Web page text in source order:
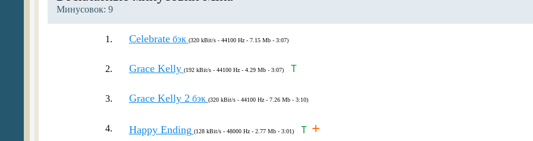
Минусовок: 9
1. Celebrateбэк (320 kBit/s - 44100 Hz - 7.15 Mb - 3:07)
2. Grace Kelly (192 kBit/s - 44100 Hz - 4.29 Mb - 3:07) T
3. Grace Kelly 2 бэк (320 kBit/s - 44100 Hz - 7.26 Mb - 3:10)
4. Happy Ending (128 kBit/s - 48000 Hz - 2.77 Mb - 3:01) T +